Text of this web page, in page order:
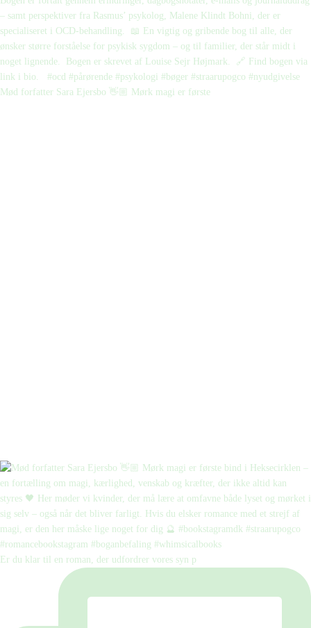
Mød forfatter Sara Ejersbo 👋🏼 Mørk magi er første
Er du klar til en roman, der udfordrer vores syn p